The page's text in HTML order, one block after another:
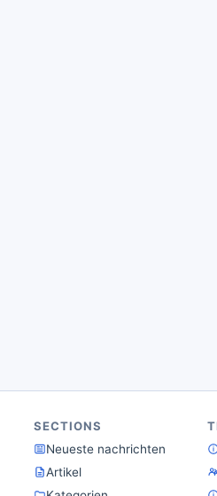
SECTIONS
Neueste nachrichten
Artikel